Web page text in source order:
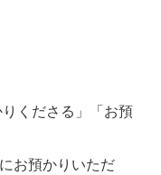
りくださる」「お預
お預かりいただ